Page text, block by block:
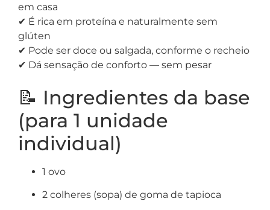
em casa
✔ É rica em proteína e naturalmente sem
glúten
✔ Pode ser doce ou salgada, conforme o recheio
✔ Dá sensação de conforto — sem pesar
📝 Ingredientes da base
(para 1 unidade
individual)
1 ovo
2 colheres (sopa) de goma de tapioca